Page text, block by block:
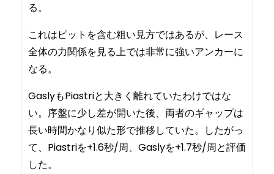
る。
これはピットを含む粗い見方ではあるが、レース
全体の力関係を見る上では非常に強いアンカーに
なる。
GaslyもPiastriと大きく離れていたわけではな
い。序盤に少し差が開いた後、両者のギャップは
長い時間かなり似た形で推移していた。したがっ
て、Piastriを+1.6秒/周、Gaslyを+1.7秒/周と評価
した。